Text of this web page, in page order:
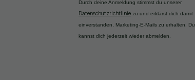
Durch deine Anmeldung stimmst du unserer
Datenschutzrichtlinie zu und erklärst dich damit
einverstanden, Marketing-E-Mails zu erhalten. Du
kannst dich jederzeit wieder abmelden.